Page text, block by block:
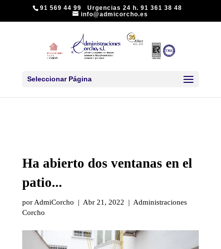
91 569 44 99 Urgencias 24 h. 91 361 38 48
info@admicorcho.es
Seleccionar Página
Ha abierto dos ventanas en el
patio...
por AdmiCorcho | Abr 21, 2022 | Administraciones
Corcho